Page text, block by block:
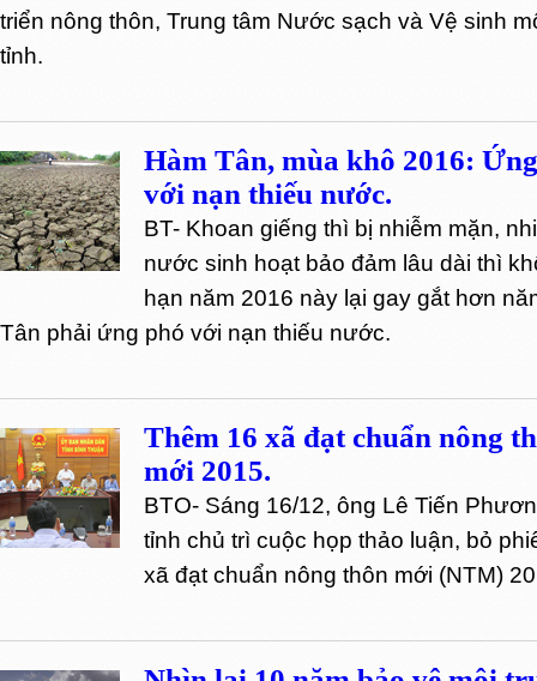
triển nông thôn, Trung tâm Nước sạch và Vệ sinh
tỉnh.
Hàm Tân, mùa khô 2016:
với nạn thiếu nước.
BT- Khoan giếng thì bị nhiễm mặn,
nước sinh hoạt bảo đảm lâu dài thì
hạn năm 2016 này lại gay gắt hơn
Tân phải ứng phó với nạn thiếu nước.
Thêm 16 xã đạt chuẩn nông
mới 2015.
BTO- Sáng 16/12, ông Lê Tiến
tỉnh chủ trì cuộc họp thảo luận, bỏ
xã đạt chuẩn nông thôn mới (NTM)